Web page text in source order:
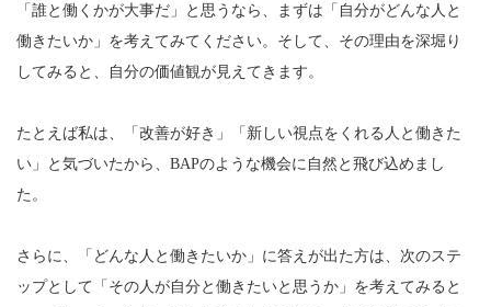
「誰と働くかが大事だ」と思うなら、まずは「自分がどんな人と
働きたいか」を考えてみてください。そして、その理由を深堀り
してみると、自分の価値観が見えてきます。
たとえば私は、「改善が好き」「新しい視点をくれる人と働きた
い」と気づいたから、BAPのような機会に自然と飛び込めまし
た。
さらに、「どんな人と働きたいか」に答えが出た方は、次のステ
ップとして「その人が自分と働きたいと思うか」を考えてみると